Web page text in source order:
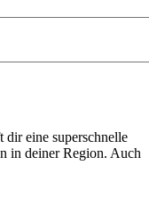
dir eine superschnelle
in deiner Region. Auch